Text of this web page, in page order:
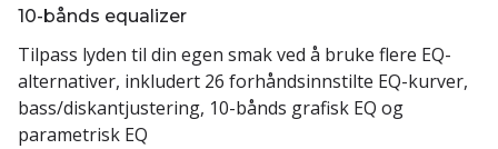
10-bånds equalizer
Tilpass lyden til din egen smak ved å bruke flere EQ-
alternativer, inkludert 26 forhåndsinnstilte EQ-kurver,
bass/diskantjustering, 10-bånds grafisk EQ og
parametrisk EQ